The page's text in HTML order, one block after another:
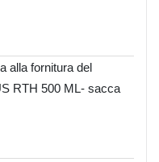
alla fornitura del
RTH 500 ML- sacca